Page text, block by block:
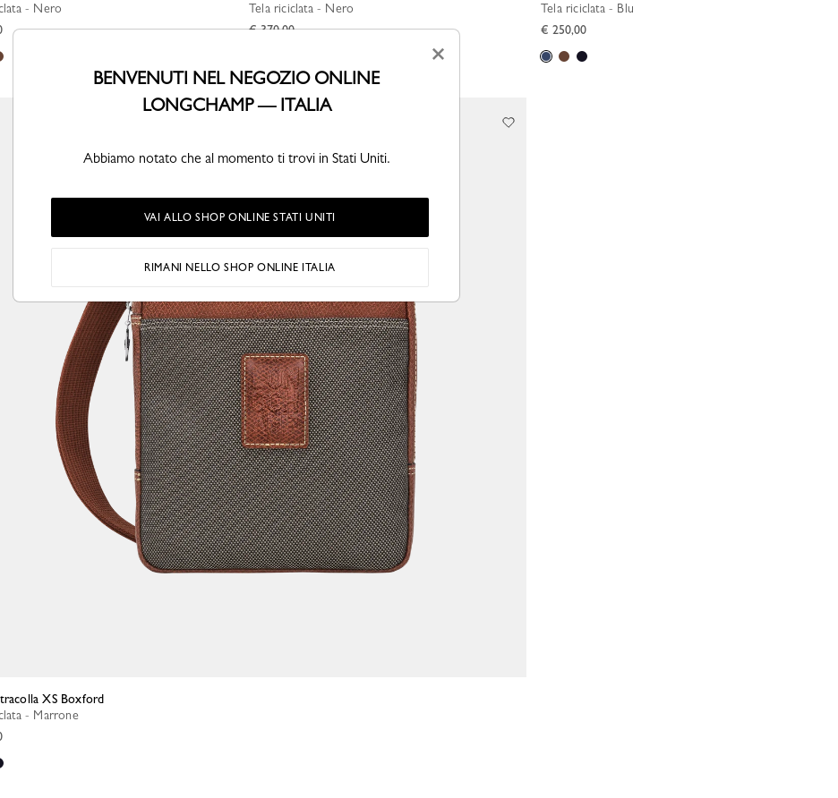
- Nero
Tela riciclata - Nero
€ 370,00
Tela riciclata - Blu
€ 250,00
tracolla XS Boxford
- Marrone
×
BENVENUTI NEL NEGOZIO ONLINE
LONGCHAMP — ITALIA
Abbiamo notato che al momento ti trovi in Stati Uniti.
VAI ALLO SHOP ONLINE STATI UNITI
RIMANI NELLO SHOP ONLINE ITALIA